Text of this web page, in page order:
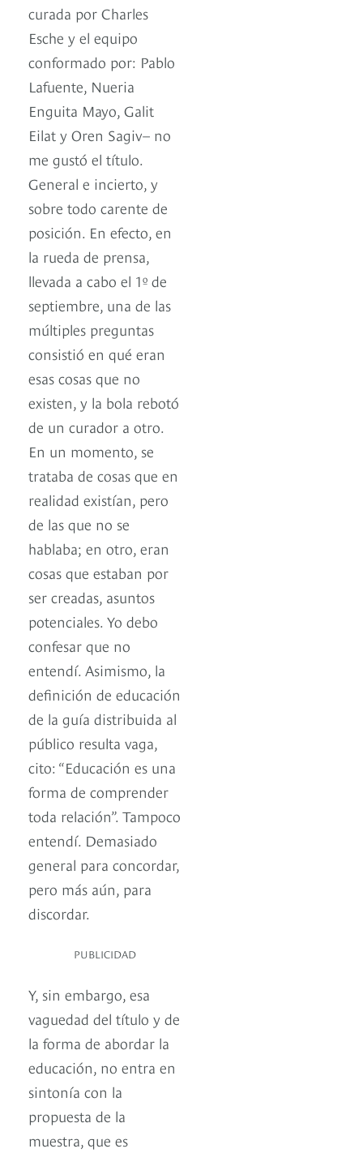
curada por Charles
Esche y el equipo
conformado por: Pablo
Lafuente, Nueria
Enguita Mayo, Galit
Eilat y Oren Sagiv– no
me gustó el título.
General e incierto, y
sobre todo carente de
posición. En efecto, en
la rueda de prensa,
llevada a cabo el 1º de
septiembre, una de las
múltiples preguntas
consistió en qué eran
esas cosas que no
existen, y la bola rebotó
de un curador a otro.
En un momento, se
trataba de cosas que en
realidad existían, pero
de las que no se
hablaba; en otro, eran
cosas que estaban por
ser creadas, asuntos
potenciales. Yo debo
confesar que no
entendí. Asimismo, la
definición de educación
de la guía distribuida al
público resulta vaga,
cito: “Educación es una
forma de comprender
toda relación”. Tampoco
entendí. Demasiado
general para concordar,
pero más aún, para
discordar.
PUBLICIDAD
Y, sin embargo, esa
vaguedad del título y de
la forma de abordar la
educación, no entra en
sintonía con la
propuesta de la
muestra, que es